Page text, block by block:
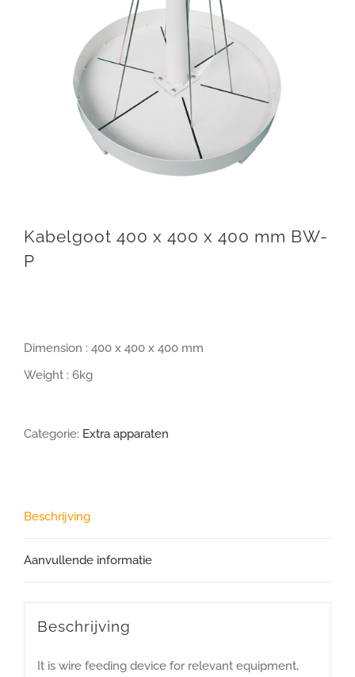
Kabelgoot 400 x 400 x 400 mm BW-
P
Dimension : 400 x 400 x 400 mm
Weight : 6kg
Categorie: Extra apparaten
Beschrijving
Aanvullende informatie
Beschrijving
It is wire feeding device for relevant equipment,